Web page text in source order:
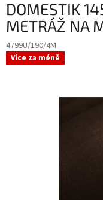
DOMESTIK
METRÁŽ NA
4799U/190/4M
Více za méně